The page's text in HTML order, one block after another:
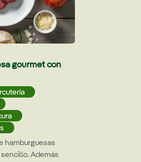
gourmet con
,
,
,
hamburguesas
Además